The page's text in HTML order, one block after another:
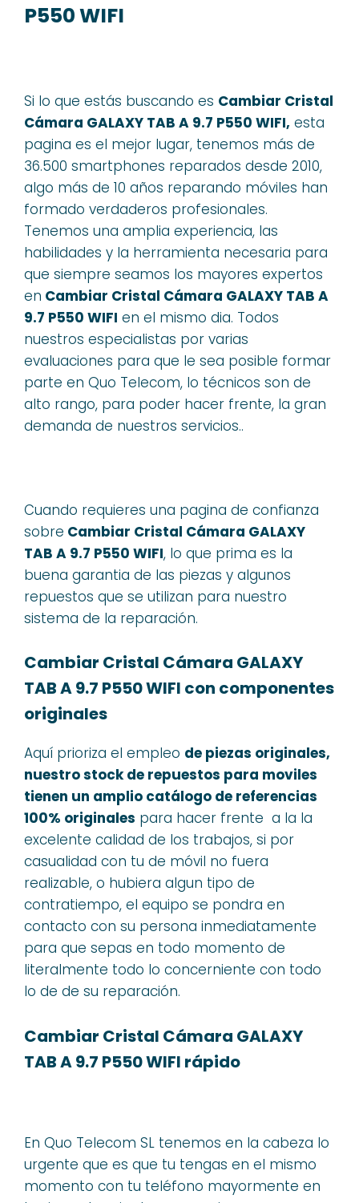
P550 WIFI
Si lo que estás buscando es Cambiar Cristal
Cámara GALAXY TAB A 9.7 P550 WIFI, esta
pagina es el mejor lugar, tenemos más de
36.500 smartphones reparados desde 2010,
algo más de 10 años reparando móviles han
formado verdaderos profesionales.
Tenemos una amplia experiencia, las
habilidades y la herramienta necesaria para
que siempre seamos los mayores expertos
en Cambiar Cristal Cámara GALAXY TAB A
9.7 P550 WIFI en el mismo dia. Todos
nuestros especialistas por varias
evaluaciones para que le sea posible formar
parte en Quo Telecom, lo técnicos son de
alto rango, para poder hacer frente, la gran
demanda de nuestros servicios..
Cuando requieres una pagina de confianza
sobre Cambiar Cristal Cámara GALAXY
TAB A 9.7 P550 WIFI, lo que prima es la
buena garantia de las piezas y algunos
repuestos que se utilizan para nuestro
sistema de la reparación.
Cambiar Cristal Cámara GALAXY
TAB A 9.7 P550 WIFI con componentes
originales
Aquí prioriza el empleo de piezas originales,
nuestro stock de repuestos para moviles
tienen un amplio catálogo de referencias
100% originales para hacer frente a la la
excelente calidad de los trabajos, si por
casualidad con tu de móvil no fuera
realizable, o hubiera algun tipo de
contratiempo, el equipo se pondra en
contacto con su persona inmediatamente
para que sepas en todo momento de
literalmente todo lo concerniente con todo
lo de de su reparación.
Cambiar Cristal Cámara GALAXY
TAB A 9.7 P550 WIFI rápido
En Quo Telecom SL tenemos en la cabeza lo
urgente que es que tu tengas en el mismo
momento con tu teléfono mayormente en